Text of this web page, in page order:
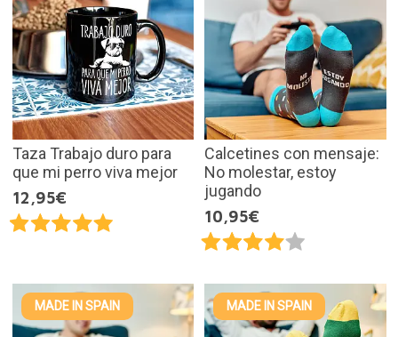
Taza Trabajo duro para
que mi perro viva mejor
12,95€
Calcetines con mensaje:
No molestar, estoy
jugando
10,95€
MADE IN SPAIN MADE IN SPAIN